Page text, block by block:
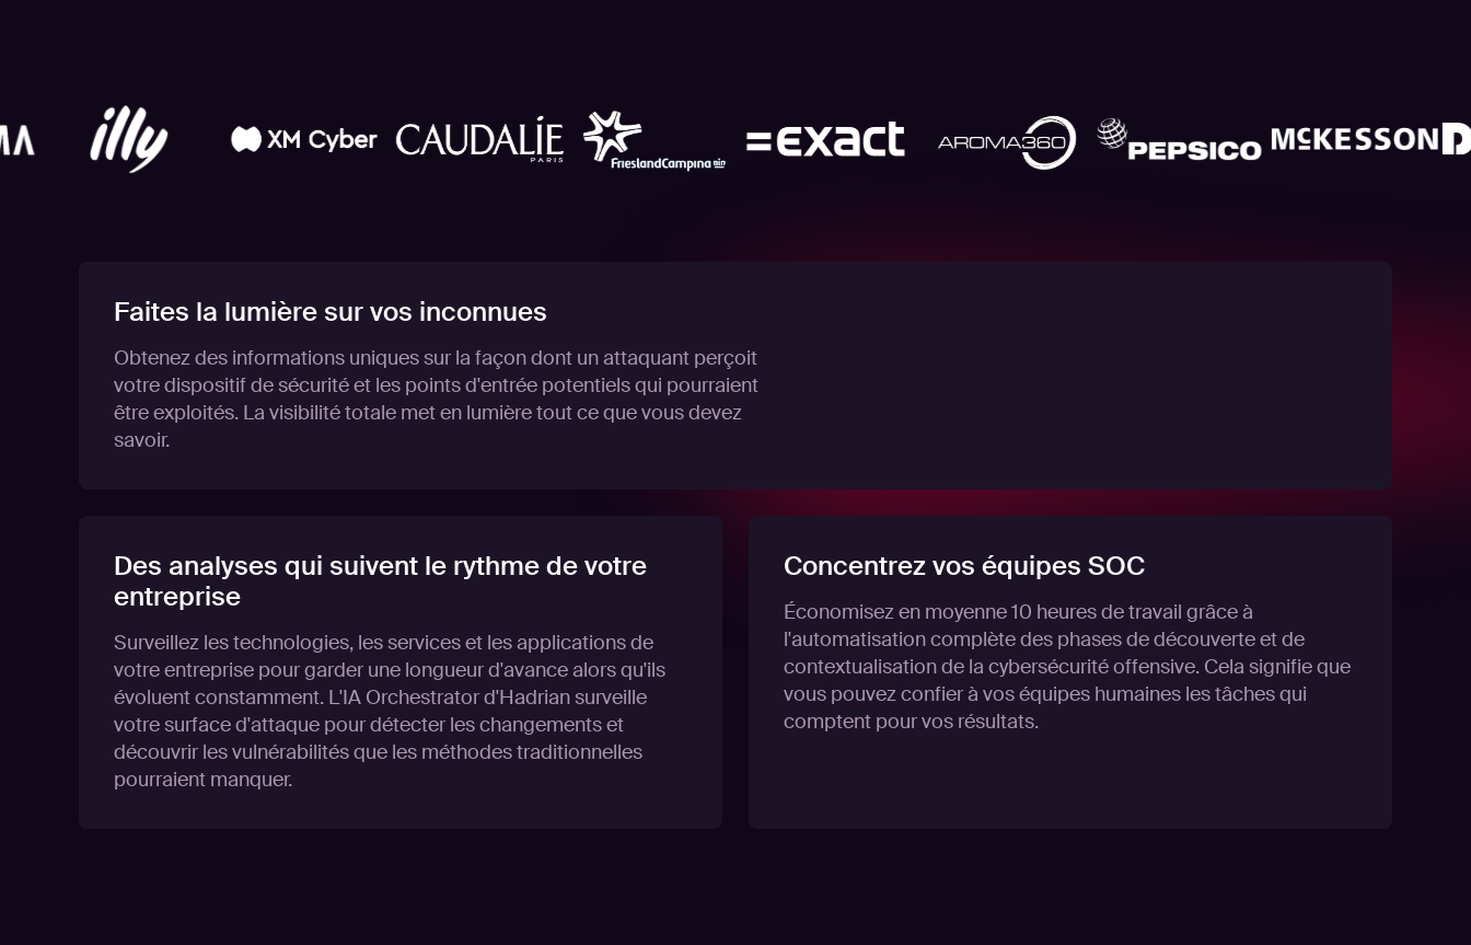
Faites la lumière sur vos inconnues
Obtenez des informations uniques sur la façon dont un attaquant perçoit
votre dispositif de sécurité et les points d'entrée potentiels qui pourraient
être exploités. La visibilité totale met en lumière tout ce que vous devez
savoir.
Des analyses qui suivent le rythme de votre
entreprise
Surveillez les technologies, les services et les applications de
votre entreprise pour garder une longueur d'avance alors qu'ils
évoluent constamment. L'IA Orchestrator d'Hadrian surveille
votre surface d'attaque pour détecter les changements et
découvrir les vulnérabilités que les méthodes traditionnelles
pourraient manquer.
Concentrez vos équipes SOC
Économisez en moyenne 10 heures de travail grâce à
l'automatisation complète des phases de découverte et de
contextualisation de la cybersécurité offensive. Cela signifie que
vous pouvez confier à vos équipes humaines les tâches qui
comptent pour vos résultats.